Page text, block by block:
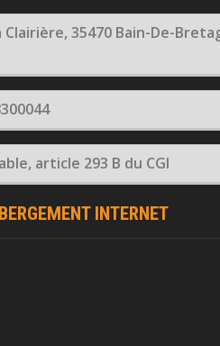
Clairière, 35470 Bain-De-
article 293 B du CGI
INTERNET